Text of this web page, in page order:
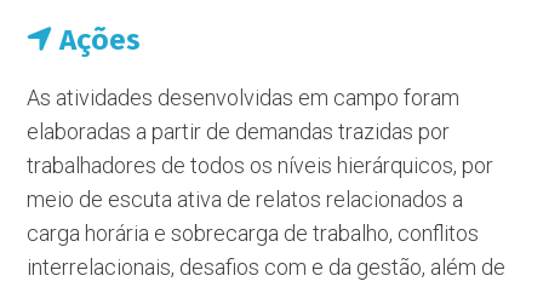
Ações
As atividades desenvolvidas em campo foram
elaboradas a partir de demandas trazidas por
trabalhadores de todos os níveis hierárquicos, por
meio de escuta ativa de relatos relacionados a
carga horária e sobrecarga de trabalho, conflitos
interrelacionais, desafios com e da gestão, além de